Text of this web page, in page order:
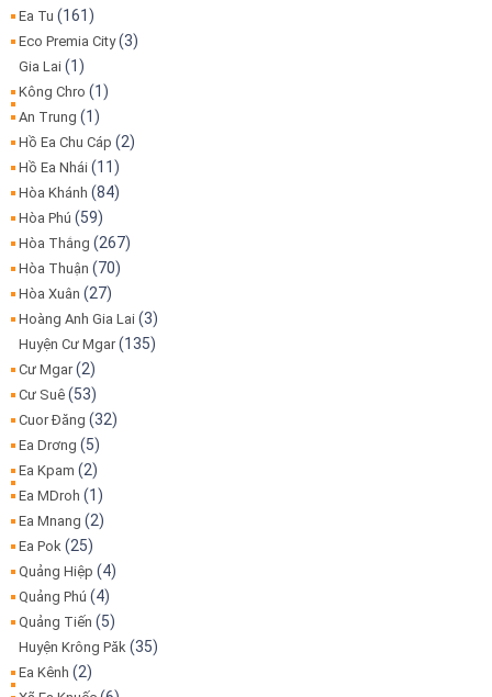
Ea Tu (161)
Eco Premia City(3)
Gia Lai (1)
Kông Chro (1)
An Trung (1)
Hồ Ea Chu Cáp (2)
Hồ Ea Nhái (11)
Hòa Khánh (84)
Hòa Phú (59)
Hòa Thắng (267)
Hòa Thuận (70)
Hòa Xuân (27)
Hoàng Anh Gia Lai (3)
Huyện Cư Mgar(135)
Cư Mgar(2)
Cư Suê (53)
Cuor Đăng (32)
Ea Drơng (5)
Ea Kpam (2)
Ea MDroh (1)
Ea Mnang (2)
Ea Pok (25)
Quảng Hiệp (4)
Quảng Phú (4)
Quảng Tiến (5)
Huyện Krông Păk (35)
Ea Kênh (2)